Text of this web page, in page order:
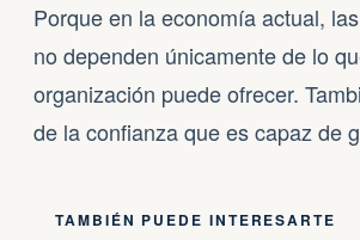
Porque en la economía actual,
no dependen únicamente de lo
organización puede ofrecer.
de la confianza que es capaz de
TAMBIÉN PUEDE INTERESARTE